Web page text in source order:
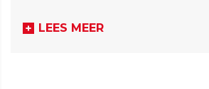
LEES MEER